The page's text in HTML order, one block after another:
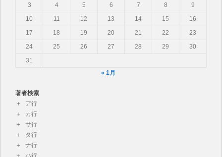
3
4 5 6 7 8
9
10
11 12 13 14 15
16
17
18 19 20 21 22
23
24
25 26 27 28 29
30
31
« 1月
著者検索
ア行
カ行
サ行
タ行
ナ行
ハ行